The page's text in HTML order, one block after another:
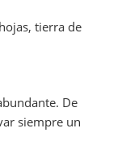
tierra de
De
siempre un